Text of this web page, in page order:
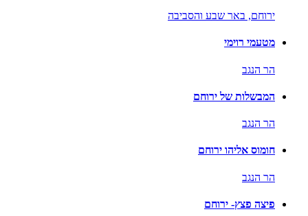
ירוחם, באר שבע והסביבה
מטעמי רוימי
הר הנגב
המבשלות של ירוחם
הר הנגב
חומוס אליהו ירוחם
הר הנגב
פיצה פצץ- ירוחם